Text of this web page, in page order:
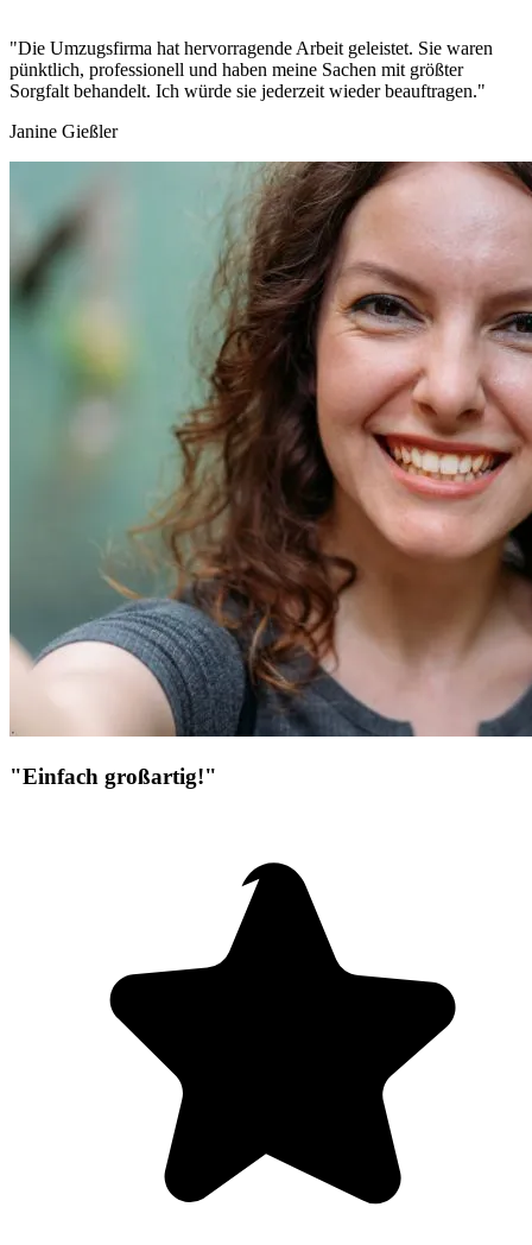
"Die Umzugsfirma hat hervorragende Arbeit geleistet. Sie waren
pünktlich, professionell und haben meine Sachen mit größter
Sorgfalt behandelt. Ich würde sie jederzeit wieder beauftragen."
Janine Gießler
"Einfach großartig!"